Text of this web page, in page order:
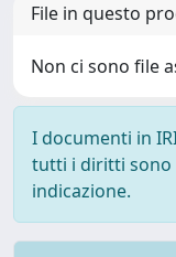
File in questo
Non ci sono file
I documenti in
tutti i diritti sono
indicazione.